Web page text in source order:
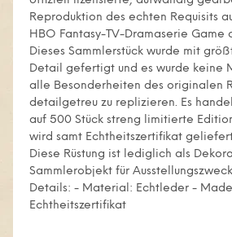
Reproduktion des echten Requisits
HBO Fantasy-TV-Dramaserie Game
Dieses Sammlerstück wurde mit
Detail gefertigt und es wurde keine
alle Besonderheiten des originalen
detailgetreu zu replizieren. Es
auf 500 Stück streng limitierte
wird samt Echtheitszertifikat
Diese Rüstung ist lediglich als
Sammlerobjekt für
Details: - Material: Echtleder - Made
Echtheitszertifikat